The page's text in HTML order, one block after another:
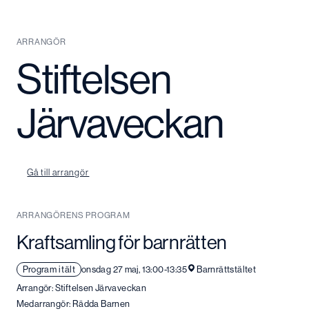
ARRANGÖR
Stiftelsen
Järvaveckan
Gå till arrangör
ARRANGÖRENS PROGRAM
Kraftsamling för barnrätten
Program i tält onsdag 27 maj, 13:00-13:35
Barnrättstältet
Arrangör: Stiftelsen Järvaveckan
Medarrangör: Rädda Barnen